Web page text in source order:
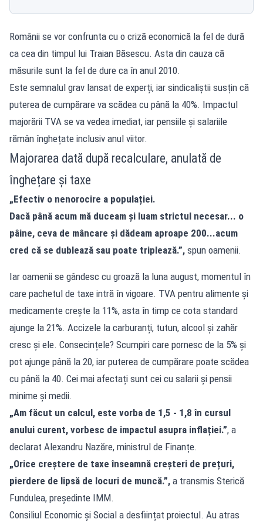
Românii se vor confrunta cu o criză economică la fel de dură
ca cea din timpul lui Traian Băsescu. Asta din cauza că
măsurile sunt la fel de dure ca în anul 2010.
Este semnalul grav lansat de experți, iar sindicaliștii susțin că
puterea de cumpărare va scădea cu până la 40%. Impactul
majorării TVA se va vedea imediat, iar pensiile și salariile
rămân înghețate inclusiv anul viitor.
Majorarea dată după recalculare, anulată de
înghețare și taxe
„Efectiv o nenorocire a populației.
Dacă până acum mă duceam și luam strictul necesar... o
pâine, ceva de mâncare și dădeam aproape 200...acum
cred că se dublează sau poate triplează.”, spun oamenii.
Iar oamenii se gândesc cu groază la luna august, momentul în
care pachetul de taxe intră în vigoare. TVA pentru alimente și
medicamente crește la 11%, asta în timp ce cota standard
ajunge la 21%. Accizele la carburanți, tutun, alcool și zahăr
cresc și ele. Consecințele? Scumpiri care pornesc de la 5% și
pot ajunge până la 20, iar puterea de cumpărare poate scădea
cu până la 40. Cei mai afectați sunt cei cu salarii și pensii
minime și medii.
„Am făcut un calcul, este vorba de 1,5 - 1,8 în cursul
anului curent, vorbesc de impactul asupra inflației.”, a
declarat Alexandru Nazăre, ministrul de Finanțe.
„Orice creștere de taxe înseamnă creșteri de prețuri,
pierdere de lipsă de locuri de muncă.”, a transmis Sterică
Fundulea, președinte IMM.
Consiliul Economic și Social a desființat proiectul. Au atras